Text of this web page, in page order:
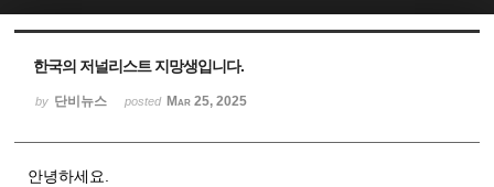
한국의 저널리스트 지망생입니다.
by 단비뉴스 posted Mar 25, 2025
안녕하세요.
Sketchbook5, 스케치북5